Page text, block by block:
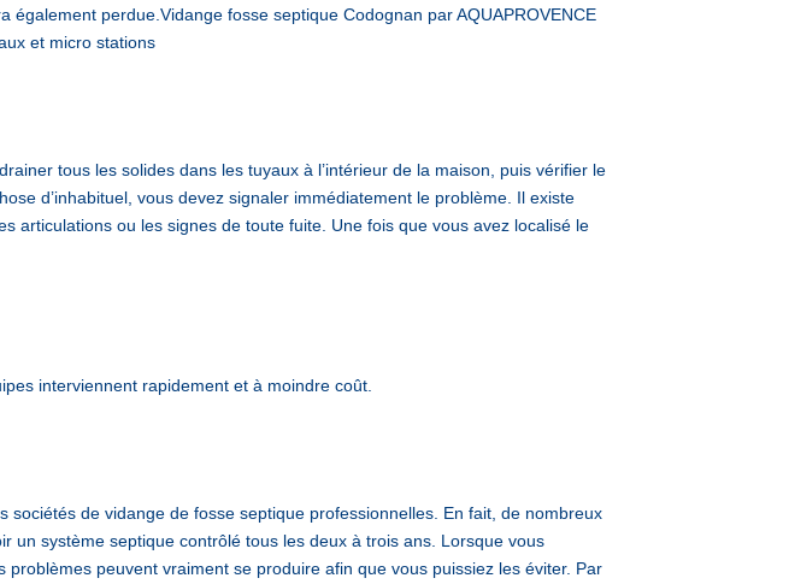
perdue.Vidange fosse septique Codognan par AQUAPROVENCE
et micro stations
tous les solides dans les tuyaux à l’intérieur de la maison, puis vérifier le
d’inhabituel, vous devez signaler immédiatement le problème. Il existe
articulations ou les signes de toute fuite. Une fois que vous avez localisé le
interviennent rapidement et à moindre coût.
de vidange de fosse septique professionnelles. En fait, de nombreux
un système septique contrôlé tous les deux à trois ans. Lorsque vous
peuvent vraiment se produire afin que vous puissiez les éviter. Par